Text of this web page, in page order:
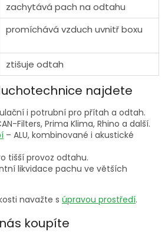
zachytává pach na odtahu
promíchává vzduch uvnitř boxu
ztišuje odtah
najdete
i potrubní pro přítah a odtah.
Filters, Prima Klima, Rhino a další.
– ALU, kombinované i akustické
tišší provoz odtahu.
likvidace pachu ve větších
navažte s úpravou prostředí.
koupíte